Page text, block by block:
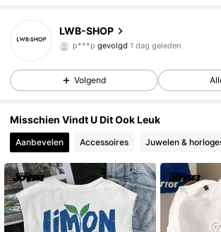
LWB-SHOP
4.50
6 Volgers
4.50
6 Volgers
4.50 6 Volgers
4.50 6 Volgers
4.50 6 Volgers
Volgend
Misschien Vindt U Dit Ook Leuk
Aanbevelen Accessoires Juwelen &